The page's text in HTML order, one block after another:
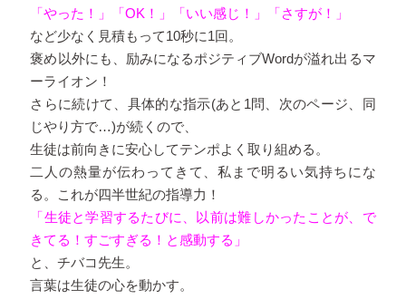
「やった！」「OK！」「いい感じ！」「さすが！」
など少なく見積もって10秒に1回。
褒め以外にも、励みになるポジティブWordが溢れ出るマ
ーライオン！
さらに続けて、具体的な指示(あと1問、次のページ、同
じやり方で…)が続くので、
生徒は前向きに安心してテンポよく取り組める。
二人の熱量が伝わってきて、私まで明るい気持ちにな
る。これが四半世紀の指導力！
「生徒と学習するたびに、以前は難しかったことが、で
きてる！すごすぎる！と感動する」
と、チバコ先生。
言葉は生徒の心を動かす。